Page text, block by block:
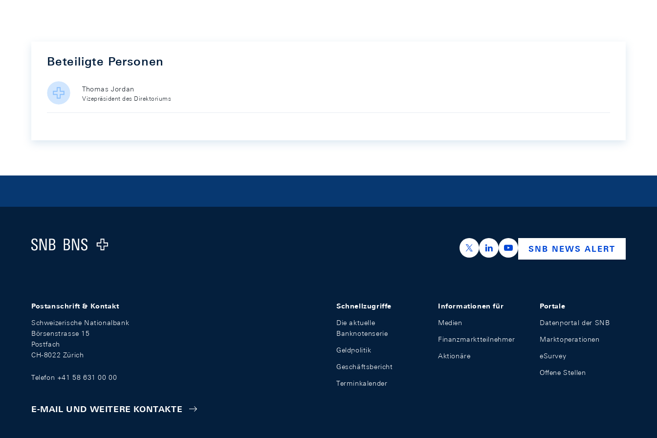
Beteiligte Personen
Thomas Jordan
Vizepräsident des Direktoriums
Logo
https://x.com/snb_bns
https://ch.linkedin.com/company/swiss-
https://www.youtube.com/
SNB NEWS ALERT
Postanschrift & Kontakt
Schweizerische Nationalbank
Börsenstrasse 15
Postfach
CH-8022 Zürich
Telefon +41 58 631 00 00
E-MAIL UND WEITERE KONTAKTE
Schnellzugriffe
Die aktuelle
Banknotenserie
Geldpolitik
Geschäftsbericht
Terminkalender
Informationen für
Medien
Finanzmarktteilnehmer
Aktionäre
Portale
Datenportal der SNB
Marktoperationen
eSurvey
Offene Stellen